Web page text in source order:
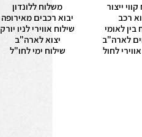
ייצור
משלוח ללונדון
רכב
יבוא רכבים מאירופה
בין לאומי
שילוח אווירי לניו יורק
לארה"ב
יצוא לארה"ב
לחול
שילוח ימי לחו"ל